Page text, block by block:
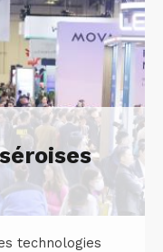
technologies